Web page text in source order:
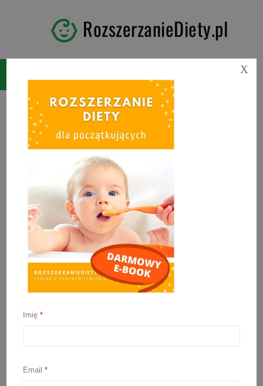
RozszerzanieDiety.pl
Tag:drożdżówki bez cukru
Bułeczki bananowe
Imię*
Email*
X